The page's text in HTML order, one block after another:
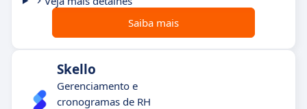
Saiba mais
Skello
Gerenciamento e
cronogramas de RH